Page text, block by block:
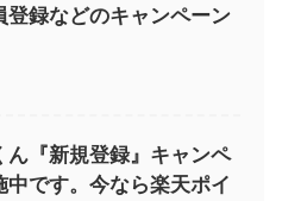
登録などのキャンペーン
ん『新規登録』キャンペ
中です。今なら楽天ポイ